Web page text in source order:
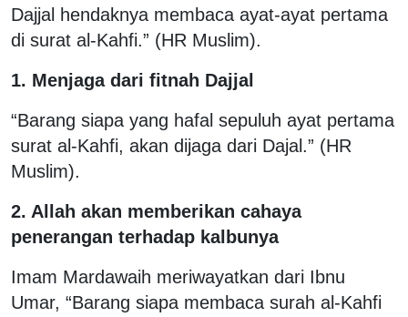
Dajjal hendaknya membaca ayat-ayat pertama
di surat al-Kahfi.” (HR Muslim).
1. Menjaga dari fitnah Dajjal
“Barang siapa yang hafal sepuluh ayat pertama
surat al-Kahfi, akan dijaga dari Dajal.” (HR
Muslim).
2. Allah akan memberikan cahaya
penerangan terhadap kalbunya
Imam Mardawaih meriwayatkan dari Ibnu
Umar, “Barang siapa membaca surah al-Kahfi